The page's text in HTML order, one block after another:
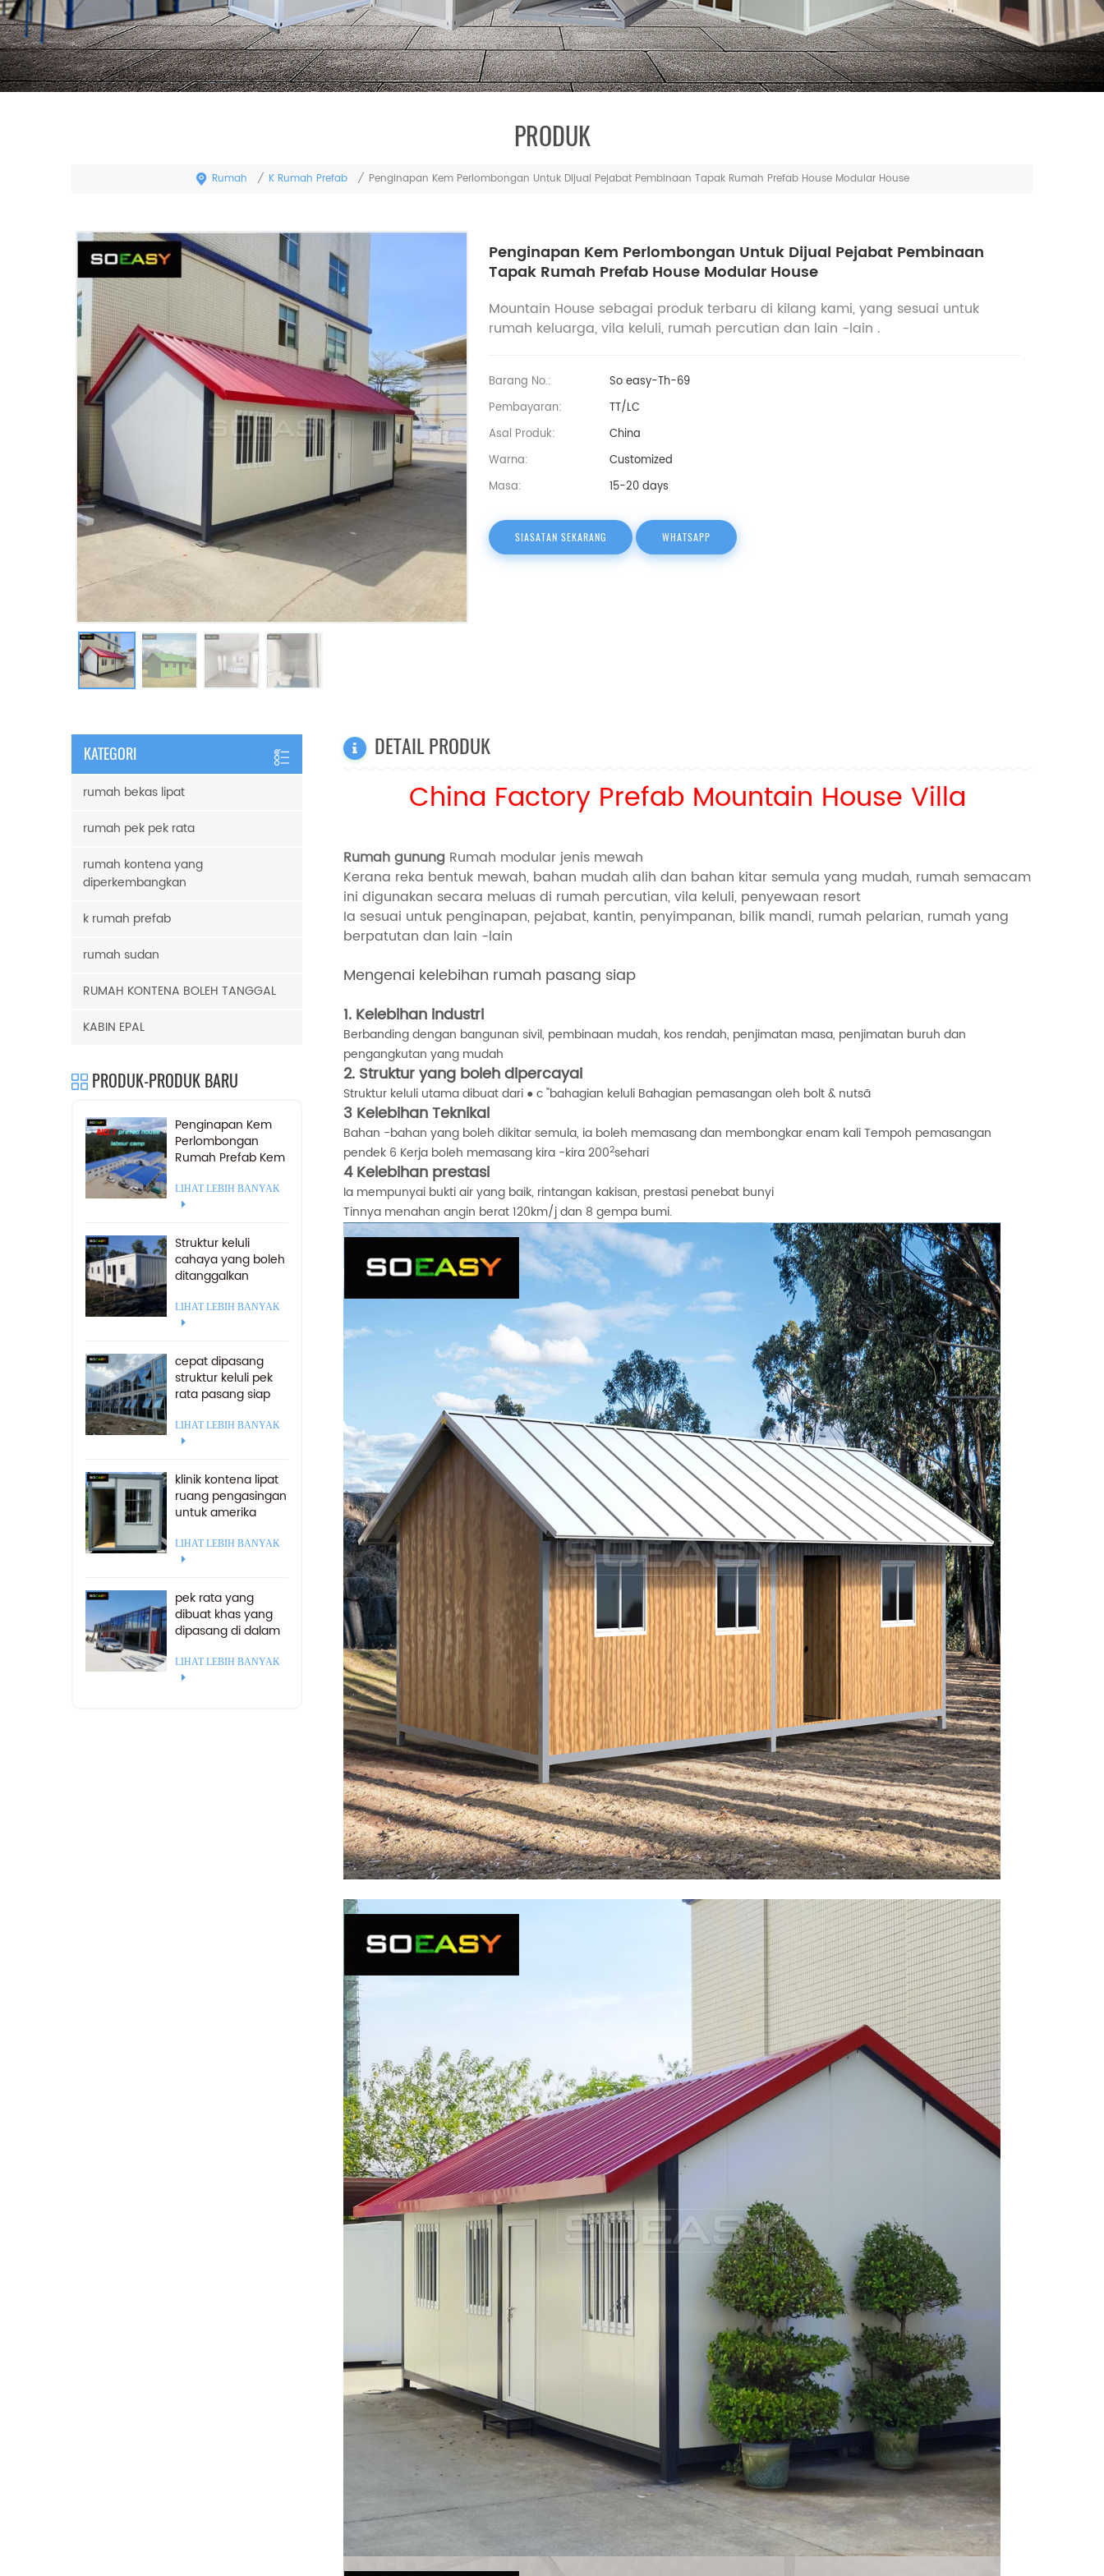
PRODUK
Rumah / K Rumah Prefab / Penginapan Kem Perlombongan Untuk Dijual Pejabat Pembinaan Tapak Rumah Prefab House Modular House
Penginapan Kem Perlombongan Untuk Dijual Pejabat Pembinaan
Tapak Rumah Prefab House Modular House
Mountain House sebagai produk terbaru di kilang kami, yang sesuai untuk
rumah keluarga, vila keluli, rumah percutian dan lain -lain .
Barang No.:
So easy-Th-69
Pembayaran:
TT/LC
Asal Produk:
China
Warna:
Customized
Masa:
15-20 days
SIASATAN SEKARANG WHATSAPP
DETAIL PRODUK
China Factory Prefab Mountain House Villa
Rumah gunungRumah modular jenis mewah
Kerana reka bentuk mewah, bahan mudah alih dan bahan kitar semula yang mudah, rumah semacam
ini digunakan secara meluas di rumah percutian, vila keluli, penyewaan resort
Ia sesuai untuk penginapan, pejabat, kantin, penyimpanan, bilik mandi, rumah pelarian, rumah yang
berpatutan dan lain -lain
Mengenai kelebihan rumah pasang siap
1. Kelebihan industri
Berbanding dengan bangunan sivil, pembinaan mudah, kos rendah, penjimatan masa, penjimatan buruh dan
pengangkutan yang mudah
2. Struktur yang boleh dipercayai
Struktur keluli utama dibuat dari ● c "bahagian keluli Bahagian pemasangan oleh bolt & nutsã
3 Kelebihan Teknikal
Bahan -bahan yang boleh dikitar semula, ia boleh memasang dan membongkar enam kali Tempoh pemasangan
pendek 6 Kerja boleh memasang kira -kira 2002sehari
4 Kelebihan prestasi
Ia mempunyai bukti air yang baik, rintangan kakisan, prestasi penebat bunyi
Tinnya menahan angin berat 120km/j dan 8 gempa bumi.
KATEGORI
rumah bekas lipat
rumah pek pek rata
rumah kontena yang
diperkembangkan
k rumah prefab
rumah sudan
RUMAH KONTENA BOLEH TANGGAL
KABIN EPAL
PRODUK-PRODUK BARU
Penginapan Kem
Perlombongan
Rumah Prefab Kem
Untuk Dijual
LIHAT LEBIH BANYAK
Struktur keluli
cahaya yang boleh
ditanggalkan
kaki
LIHAT LEBIH BANYAK
cepat dipasang
struktur keluli pek
rata pasang siap
pejabat
LIHAT LEBIH BANYAK
klinik kontena lipat
ruang pengasingan
untuk amerika
LIHAT LEBIH BANYAK
pek rata yang
dibuat khas yang
dipasang di dalam
rumah yang boleh
ditapis
LIHAT LEBIH BANYAK